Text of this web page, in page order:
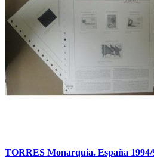
TORRES Monarquia. España 1994/